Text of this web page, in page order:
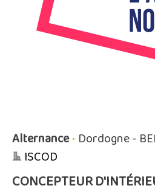
Alternance• Dordogne -
ISCOD
CONCEPTEUR